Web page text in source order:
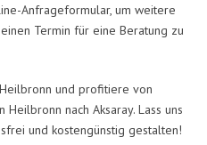
Anfrageformular, um weitere
Termin für eine Beratung zu
und profitiere von
nach Aksaray. Lass uns
und kostengünstig gestalten!